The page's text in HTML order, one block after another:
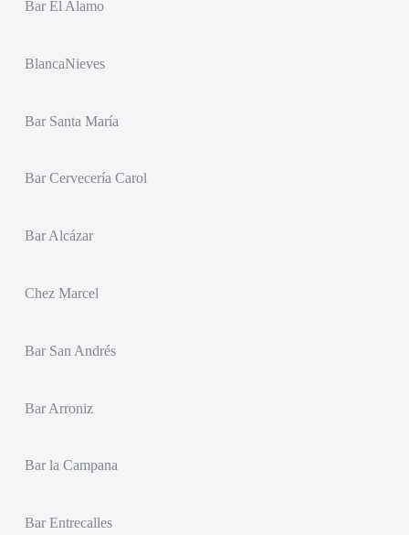
Bar El Alamo
BlancaNieves
Bar Santa María
Bar Cervecería Carol
Bar Alcázar
Chez Marcel
Bar San Andrés
Bar Arroniz
Bar la Campana
Bar Entrecalles